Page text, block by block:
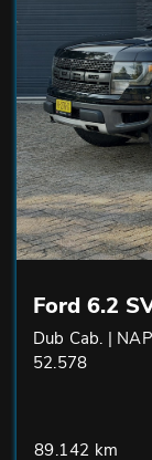
Ford 6.2
Dub Cab. |
52.578
89.142 km